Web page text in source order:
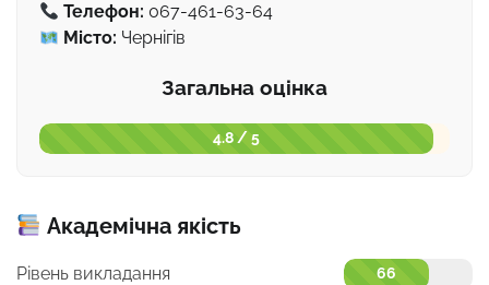
Телефон: 067-461-63-64
Місто: Чернігів
Загальна оцінка
4.8 / 5
Академічна якість
Рівень викладання 66